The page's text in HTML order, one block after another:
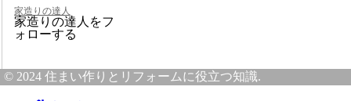
家造りの達人
家造りの達人をフ
ォローする
© 2024 住まい作りとリフォームに役立つ知識.